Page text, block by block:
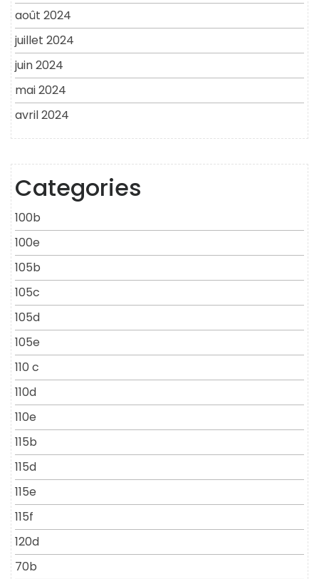
août 2024
juillet 2024
juin 2024
mai 2024
avril 2024
Categories
100b
100e
105b
105c
105d
105e
110 c
110d
110e
115b
115d
115e
115f
120d
70b